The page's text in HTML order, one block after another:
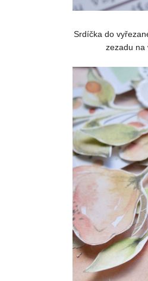
Srdíčka do
zezadu na